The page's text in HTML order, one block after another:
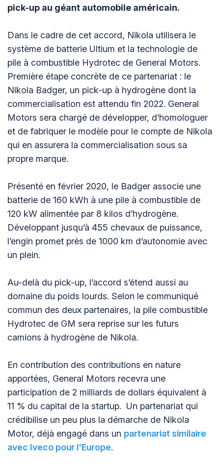
pick-up au géant automobile américain.
Dans le cadre de cet accord, Nikola utilisera le
système de batterie Ultium et la technologie de
pile à combustible Hydrotec de General Motors.
Première étape concrète de ce partenariat : le
Nikola Badger, un pick-up à hydrogène dont la
commercialisation est attendu fin 2022. General
Motors sera chargé de développer, d’homologuer
et de fabriquer le modèle pour le compte de Nikola
qui en assurera la commercialisation sous sa
propre marque.
Présenté en février 2020, le Badger associe une
batterie de 160 kWh à une pile à combustible de
120 kW alimentée par 8 kilos d’hydrogène.
Développant jusqu’à 455 chevaux de puissance,
l’engin promet près de 1000 km d’autonomie avec
un plein.
Au-delà du pick-up, l’accord s’étend aussi au
domaine du poids lourds. Selon le communiqué
commun des deux partenaires, la pile combustible
Hydrotec de GM sera reprise sur les futurs
camions à hydrogène de Nikola.
En contribution des contributions en nature
apportées, General Motors recevra une
participation de 2 milliards de dollars équivalent à
11 % du capital de la startup. Un partenariat qui
crédibilise un peu plus la démarche de Nikola
Motor, déjà engagé dans un partenariat similaire
avec Iveco pour l'Europe.